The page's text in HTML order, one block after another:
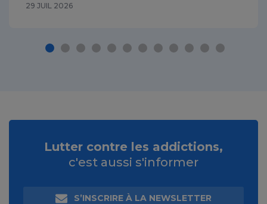
29 JUIL 2026
Lutter contre les addictions,
c'est aussi s'informer
S’INSCRIRE À LA NEWSLETTER